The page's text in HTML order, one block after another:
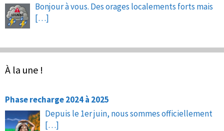
Bonjour à vous. Des orages localements forts mais
[…]
À la une !
Phase recharge 2024 à 2025
Depuis le 1er juin, nous sommes officiellement
[…]